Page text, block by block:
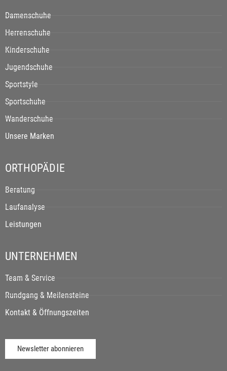
Damenschuhe
Herrenschuhe
Kinderschuhe
Jugendschuhe
Sportstyle
Sportschuhe
Wanderschuhe
Unsere Marken
ORTHOPÄDIE
Beratung
Laufanalyse
Leistungen
UNTERNEHMEN
Team & Service
Rundgang & Meilensteine
Kontakt & Öffnungszeiten
Newsletter abonnieren